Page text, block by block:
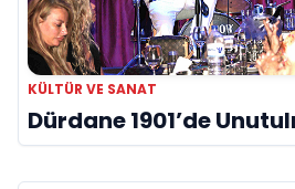
KÜLTÜR VE SANAT
Dürdane 1901’de